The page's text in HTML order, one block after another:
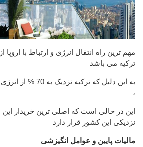
مهم ترین راه انتقال انرژی و ارتباط با
ترکیه می باشد
به این دلیل که
،
این در حالی است که اصلی ترین خریدار این
نزدیکی این کشور قرار دارد
مالیات پایین و عوامل انگیزشی